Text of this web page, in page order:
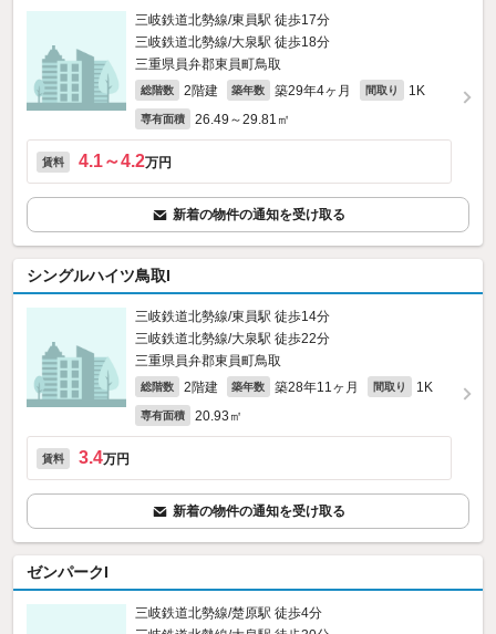
三岐鉄道北勢線/東員駅 徒歩17分
三岐鉄道北勢線/大泉駅 徒歩18分
三重県員弁郡東員町鳥取
総階数 2階建 築年数 築29年4ヶ月 間取り 1K
専有面積 26.49～29.81㎡
賃料 4.1～4.2万円
新着の物件の通知を受け取る
シングルハイツ鳥取I
三岐鉄道北勢線/東員駅 徒歩14分
三岐鉄道北勢線/大泉駅 徒歩22分
三重県員弁郡東員町鳥取
総階数 2階建 築年数 築28年11ヶ月 間取り 1K
専有面積 20.93㎡
賃料 3.4万円
新着の物件の通知を受け取る
ゼンパークI
三岐鉄道北勢線/楚原駅 徒歩4分